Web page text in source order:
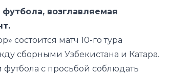
возглавляемая
состоится матч 10-го тура
сборными Узбекистана и Катара.
с просьбой соблюдать